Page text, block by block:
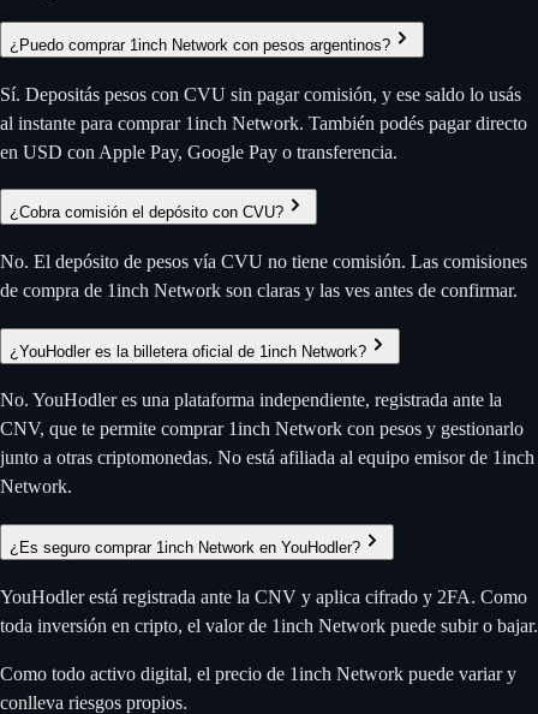
¿Puedo comprar 1inch Network con pesos argentinos?
Sí. Depositás pesos con CVU sin pagar comisión, y ese saldo lo usás
al instante para comprar 1inch Network. También podés pagar directo
en USD con Apple Pay, Google Pay o transferencia.
¿Cobra comisión el depósito con CVU?
No. El depósito de pesos vía CVU no tiene comisión. Las comisiones
de compra de 1inch Network son claras y las ves antes de confirmar.
¿YouHodler es la billetera oficial de 1inch Network?
No. YouHodler es una plataforma independiente, registrada ante la
CNV, que te permite comprar 1inch Network con pesos y gestionarlo
junto a otras criptomonedas. No está afiliada al equipo emisor de 1inch
Network.
¿Es seguro comprar 1inch Network en YouHodler?
YouHodler está registrada ante la CNV y aplica cifrado y 2FA. Como
toda inversión en cripto, el valor de 1inch Network puede subir o bajar.
Como todo activo digital, el precio de 1inch Network puede variar y
conlleva riesgos propios.